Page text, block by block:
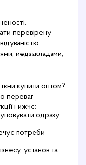
перевірену
медзакладами,
купити оптом?
переваг:
нижче;
одразу
потреби
установ та